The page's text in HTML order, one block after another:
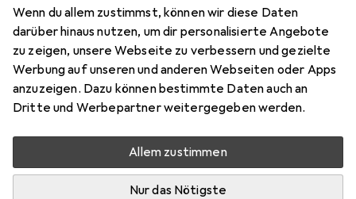
Wenn du allem zustimmst, können wir diese Daten
darüber hinaus nutzen, um dir personalisierte Angebote
zu zeigen, unsere Webseite zu verbessern und gezielte
Werbung auf unseren und anderen Webseiten oder Apps
anzuzeigen. Dazu können bestimmte Daten auch an
Dritte und Werbepartner weitergegeben werden.
Allem zustimmen
Nur das Nötigste
Hier findest du passendes Zubehör zum Produkt Digitus
DN-19 DOOR-09-U-S-1.
Relevanz
Produktliste
Keine Produkte gefunden